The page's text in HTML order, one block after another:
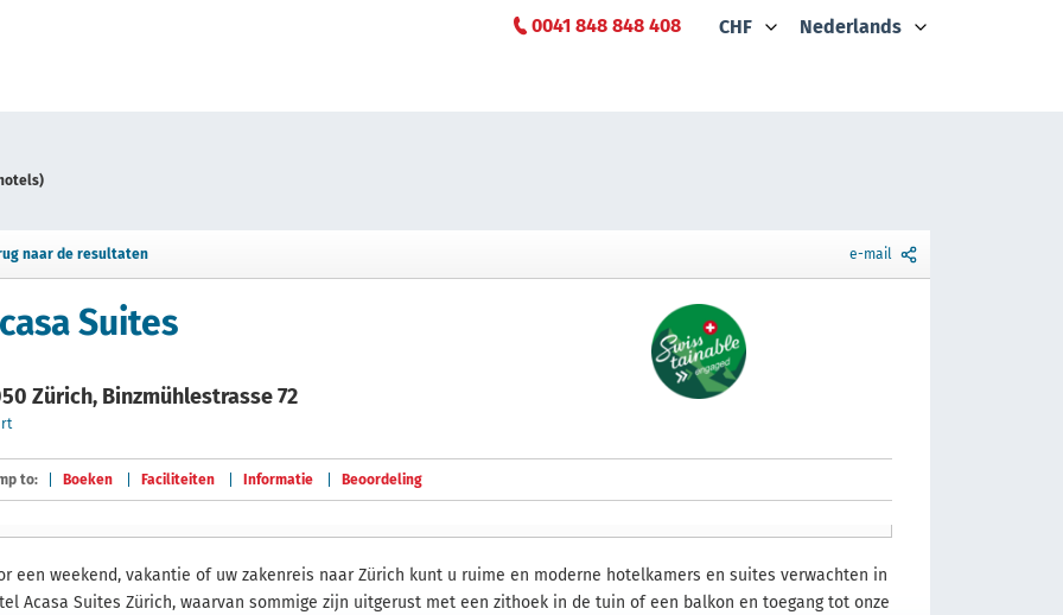
0041 848 848 408 CHF Nederlands
naar de resultaten e-mail
Suites
Zürich, Binzmühlestrasse 72
to: Boeken Faciliteiten Informatie Beoordeling
een weekend, vakantie of uw zakenreis naar Zürich kunt u ruime en moderne hotelkamers en suites verwachten in
Acasa Suites Zürich, waarvan sommige zijn uitgerust met een zithoek in de tuin of een balkon en toegang tot onze